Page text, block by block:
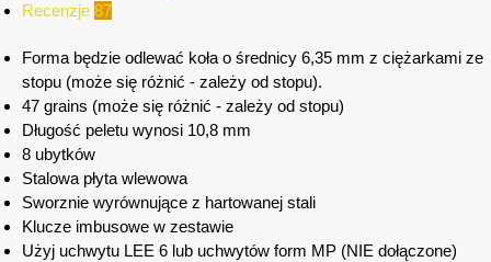
Recenzje 87
Forma będzie odlewać koła o średnicy 6,35 mm z ciężarkami ze
stopu (może się różnić - zależy od stopu).
47 grains (może się różnić - zależy od stopu)
Długość peletu wynosi 10,8 mm
8 ubytków
Stalowa płyta wlewowa
Sworznie wyrównujące z hartowanej stali
Klucze imbusowe w zestawie
Użyj uchwytu LEE 6 lub uchwytów form MP (NIE dołączone)